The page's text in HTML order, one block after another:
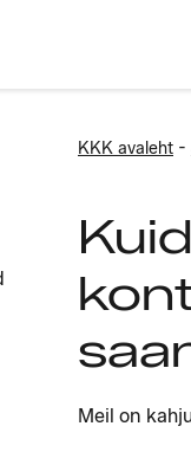
KKK avaleht -
Meil on